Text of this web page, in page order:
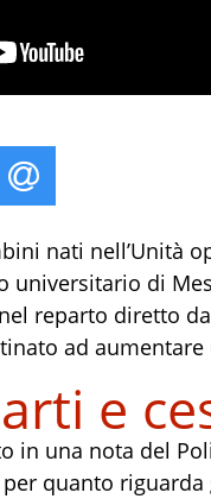
nati nell’Unità
universitario di
reparto diretto
ad
e
in una nota del
quanto